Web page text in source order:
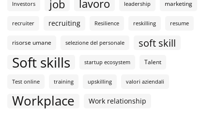
Investors job lavoro leadership marketing
recruiter recruiting Resilience reskilling resume
risorse umane selezione del personale soft skill
Soft skills startup ecosystem Talent
Test online training upskilling valori aziendali
Workplace Work relationship